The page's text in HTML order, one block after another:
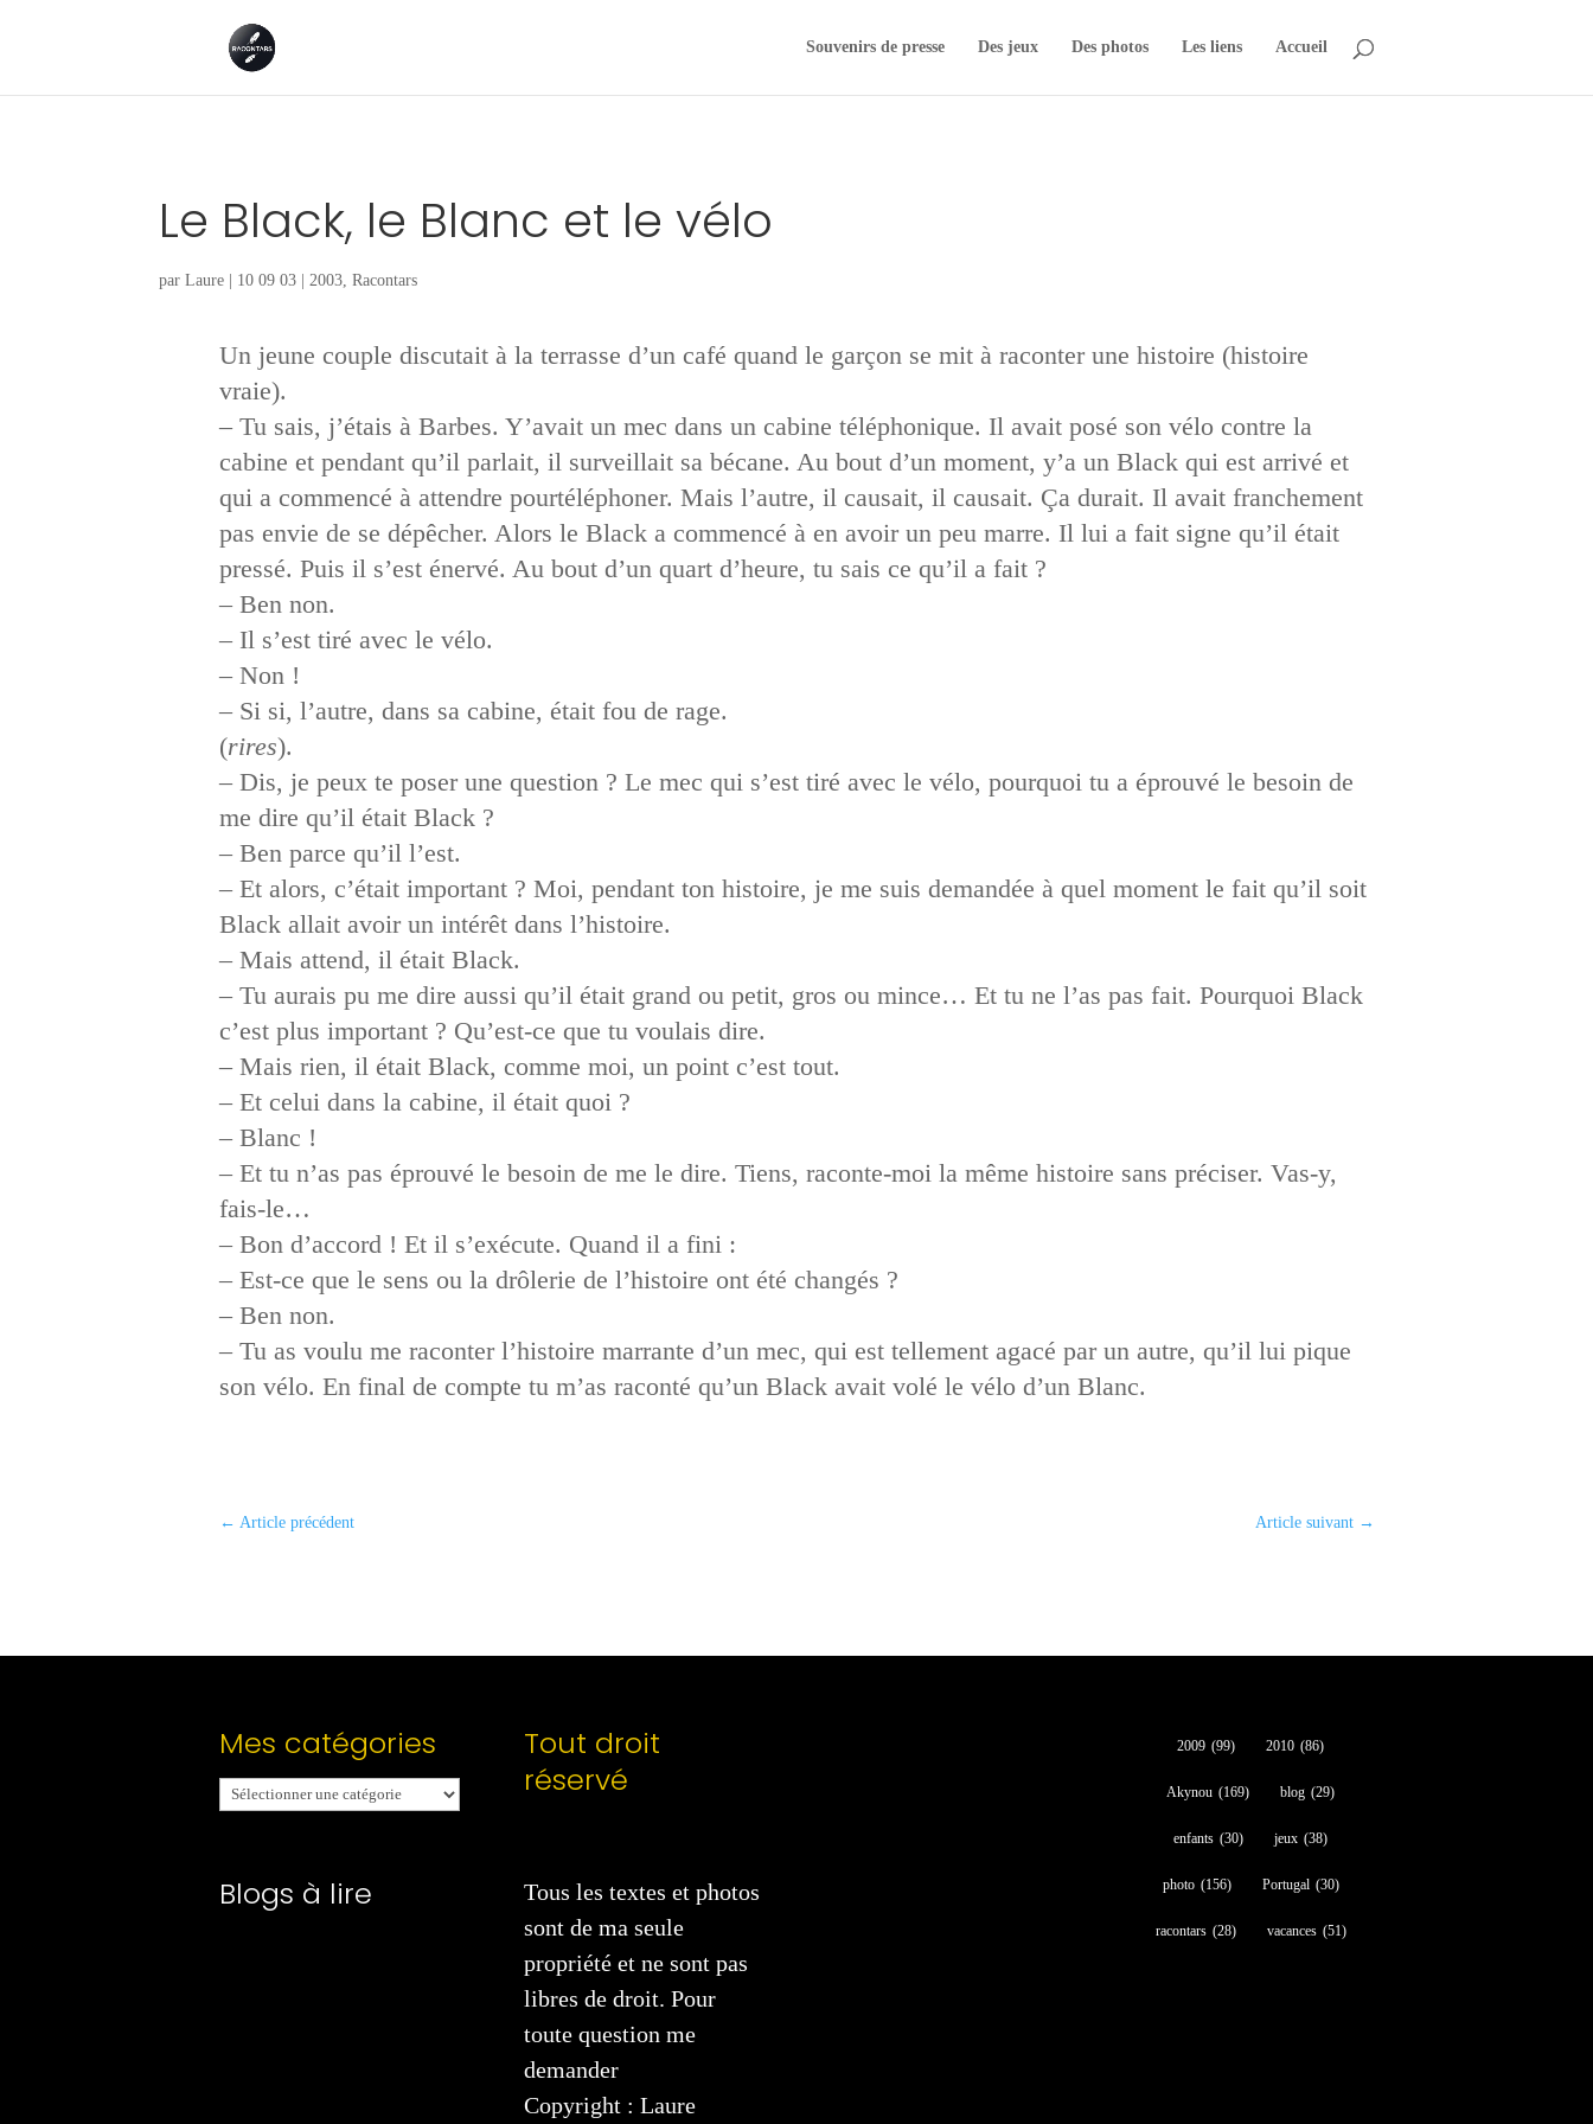
Souvenirs de presse Des jeux Des photos Les liens Accueil
Le Black, le Blanc et le vélo
parLaure | 10 09 03 | 2003 ,Racontars
Un jeune couple discutait à la terrasse d’un café quand le garçon se mit à raconter une histoire (histoire
vraie).
– Tu sais, j’étais à Barbes. Y’avait un mec dans un cabine téléphonique. Il avait posé son vélo contre la
cabine et pendant qu’il parlait, il surveillait sa bécane. Au bout d’un moment, y’a un Black qui est arrivé et
qui a commencé à attendre pourtéléphoner. Mais l’autre, il causait, il causait. Ça durait. Il avait franchement
pas envie de se dépêcher. Alors le Black a commencé à en avoir un peu marre. Il lui a fait signe qu’il était
pressé. Puis il s’est énervé. Au bout d’un quart d’heure, tu sais ce qu’il a fait ?
– Ben non.
– Il s’est tiré avec le vélo.
– Non !
– Si si, l’autre, dans sa cabine, était fou de rage.
(rires).
– Dis, je peux te poser une question ? Le mec qui s’est tiré avec le vélo, pourquoi tu a éprouvé le besoin de
me dire qu’il était Black ?
– Ben parce qu’il l’est.
– Et alors, c’était important ? Moi, pendant ton histoire, je me suis demandée à quel moment le fait qu’il soit
Black allait avoir un intérêt dans l’histoire.
– Mais attend, il était Black.
– Tu aurais pu me dire aussi qu’il était grand ou petit, gros ou mince… Et tu ne l’as pas fait. Pourquoi Black
c’est plus important ? Qu’est-ce que tu voulais dire.
– Mais rien, il était Black, comme moi, un point c’est tout.
– Et celui dans la cabine, il était quoi ?
– Blanc !
– Et tu n’as pas éprouvé le besoin de me le dire. Tiens, raconte-moi la même histoire sans préciser. Vas-y,
fais-le…
– Bon d’accord ! Et il s’exécute. Quand il a fini :
– Est-ce que le sens ou la drôlerie de l’histoire ont été changés ?
– Ben non.
– Tu as voulu me raconter l’histoire marrante d’un mec, qui est tellement agacé par un autre, qu’il lui pique
son vélo. En final de compte tu m’as raconté qu’un Black avait volé le vélo d’un Blanc.
← Article précédent Article suivant→
Mes catégories
Mes
catégories
Blogs à lire
Tout droit
réservé
Tous les textes et photos
sont de ma seule
propriété et ne sont pas
libres de droit. Pour
toute question me
demander
Copyright : Laure
2009 (99) 2010 (86)
Akynou (169) blog (29)
enfants (30) jeux (38)
photo (156) Portugal (30)
racontars (28) vacances (51)